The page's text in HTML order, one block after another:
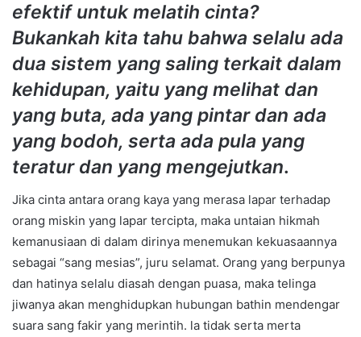
efektif untuk melatih cinta?
Bukankah kita tahu bahwa selalu ada
dua sistem yang saling terkait dalam
kehidupan, yaitu yang melihat dan
yang buta, ada yang pintar dan ada
yang bodoh, serta ada pula yang
teratur dan yang mengejutkan.
Jika cinta antara orang kaya yang merasa lapar terhadap
orang miskin yang lapar tercipta, maka untaian hikmah
kemanusiaan di dalam dirinya menemukan kekuasaannya
sebagai “sang mesias”, juru selamat. Orang yang berpunya
dan hatinya selalu diasah dengan puasa, maka telinga
jiwanya akan menghidupkan hubungan bathin mendengar
suara sang fakir yang merintih. la tidak serta merta